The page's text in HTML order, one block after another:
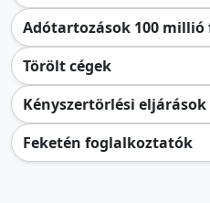
Adótartozások 100
Törölt cégek
Kényszertörlési eljárások
Feketén foglalkoztatók